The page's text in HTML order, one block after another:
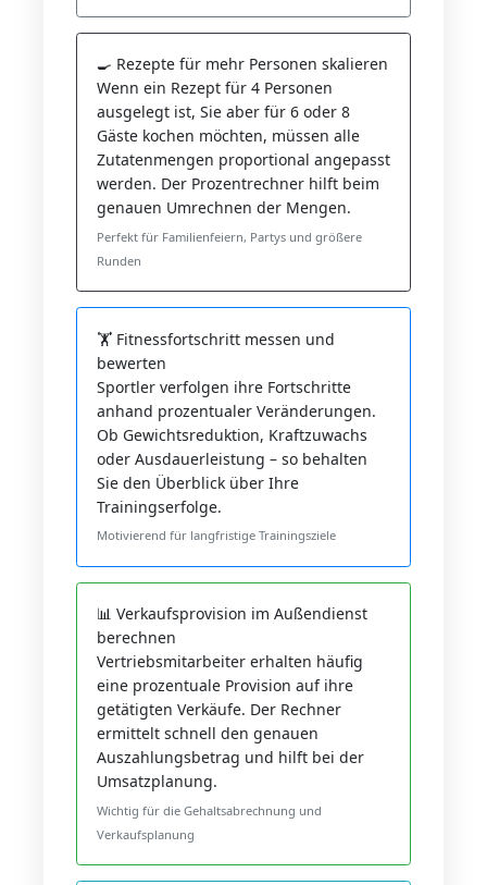
🍳 Rezepte für mehr Personen skalieren
Wenn ein Rezept für 4 Personen
ausgelegt ist, Sie aber für 6 oder 8
Gäste kochen möchten, müssen alle
Zutatenmengen proportional angepasst
werden. Der Prozentrechner hilft beim
genauen Umrechnen der Mengen.
Perfekt für Familienfeiern, Partys und größere
Runden
🏋️ Fitnessfortschritt messen und
bewerten
Sportler verfolgen ihre Fortschritte
anhand prozentualer Veränderungen.
Ob Gewichtsreduktion, Kraftzuwachs
oder Ausdauerleistung – so behalten
Sie den Überblick über Ihre
Trainingserfolge.
Motivierend für langfristige Trainingsziele
📊 Verkaufsprovision im Außendienst
berechnen
Vertriebsmitarbeiter erhalten häufig
eine prozentuale Provision auf ihre
getätigten Verkäufe. Der Rechner
ermittelt schnell den genauen
Auszahlungsbetrag und hilft bei der
Umsatzplanung.
Wichtig für die Gehaltsabrechnung und
Verkaufsplanung